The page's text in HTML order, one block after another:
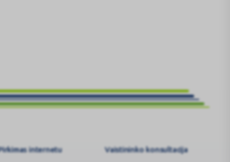
internetu Vaistininko konsultacija